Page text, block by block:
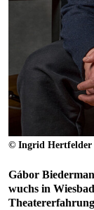
© Ingrid Hertfelder
Gábor
wuchs in